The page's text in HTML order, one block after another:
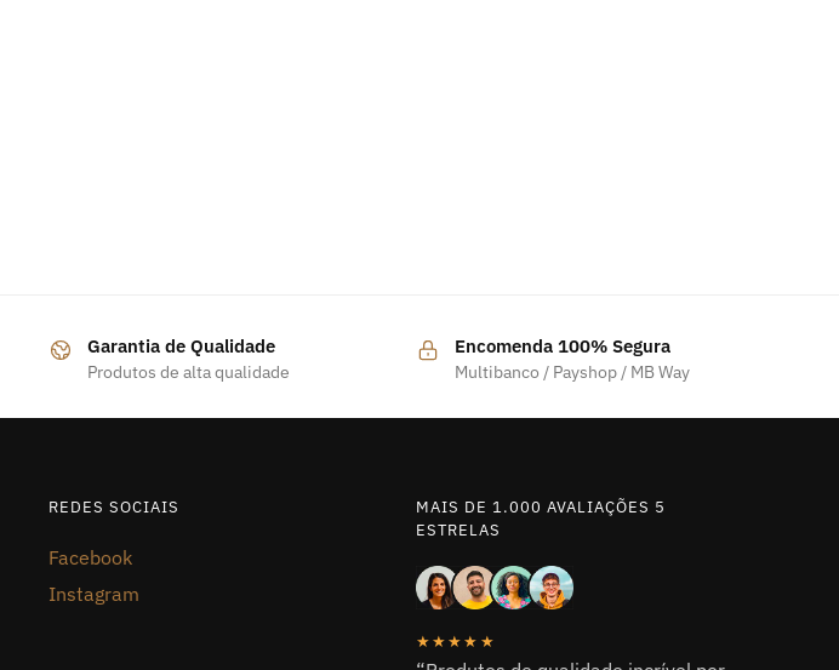
Garantia de Qualidade
Produtos de alta qualidade
Encomenda 100% Segura
Multibanco / Payshop / MB Way
REDES SOCIAIS
Facebook
Instagram
MAIS DE 1.000 AVALIAÇÕES 5
ESTRELAS
★★★★★